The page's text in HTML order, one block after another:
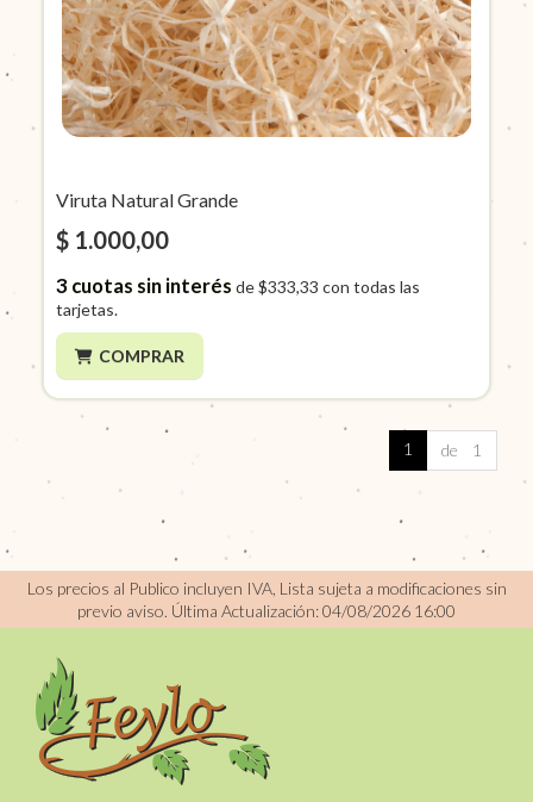
Viruta Natural Grande
$ 1.000,00
3cuotas sin interés de$333,33 con todas las
tarjetas.
COMPRAR
1 de 1
Los precios al Publico incluyen IVA, Lista sujeta a modificaciones sin
previo aviso. Última Actualización: 04/08/2026 16:00